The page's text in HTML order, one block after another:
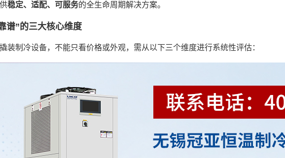
稳定、适配、可服务的全生命周期解决方案。
谱”的三大核心维度
装制冷设备，不能只看价格或外观，需从以下三个维度进行系统性评估：